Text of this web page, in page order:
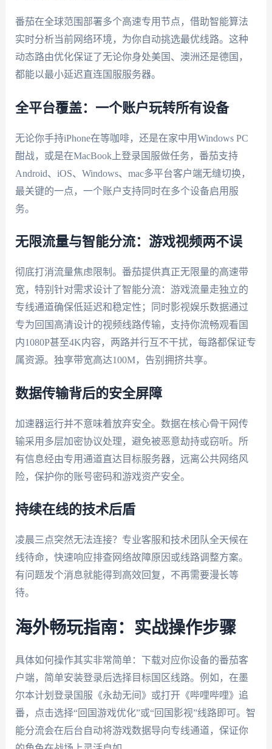
番茄在全球范围部署多个高速专用节点，借助智能算法
实时分析当前网络环境，为你自动挑选最优线路。这种
动态路由优化保证了无论你身处美国、澳洲还是德国，
都能以最小延迟直连国服服务器。
全平台覆盖：一个账户玩转所有设备
无论你手持iPhone在等咖啡，还是在家中用Windows PC
酣战，或是在MacBook上登录国服做任务，番茄支持
Android、iOS、Windows、mac多平台客户端无缝切换，
最关键的一点，一个账户支持同时在多个设备启用服
务。
无限流量与智能分流：游戏视频两不误
彻底打消流量焦虑限制。番茄提供真正无限量的高速带
宽，特别针对需求设计了智能分流：游戏流量走独立的
专线通道确保低延迟和稳定性；同时影视娱乐数据通过
专为回国高清设计的视频线路传输，支持你流畅观看国
内1080P甚至4K内容，两路并行互不干扰，每路都保证专
属资源。独享带宽高达100M，告别拥挤共享。
数据传输背后的安全屏障
加速器运行并不意味着放弃安全。数据在核心骨干网传
输采用多层加密协议处理，避免被恶意劫持或窃听。所
有信息经由专用通道直达目标服务器，远离公共网络风
险，保护你的账号密码和游戏资产安全。
持续在线的技术后盾
凌晨三点突然无法连接？专业客服和技术团队全天候在
线待命，快速响应排查网络故障原因或线路调整方案。
有问题发个消息就能得到高效回复，不再需要漫长等
待。
海外畅玩指南：实战操作步骤
具体如何操作其实非常简单：下载对应你设备的番茄客
户端，简单安装登录后选择目标国区线路。例如，在墨
尔本计划登录国服《永劫无间》或打开《哔哩哔哩》追
番，点击选择“回国游戏优化”或“回国影视”线路即可。智
能分流会在后台自动将游戏数据导向专线通道，保证你